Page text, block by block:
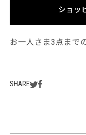
ショッ
お一人さま3点まで
SHARE